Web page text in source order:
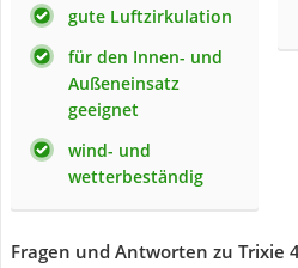
gute Luftzirkulation
für den Innen- und
Außeneinsatz
geeignet
wind- und
wetterbeständig
Fragen und Antworten zu Trixie